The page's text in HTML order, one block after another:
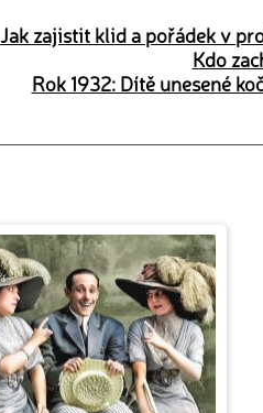
Jak zajistit klid a pořádek v
Kdo
Rok 1932: Dítě unesené